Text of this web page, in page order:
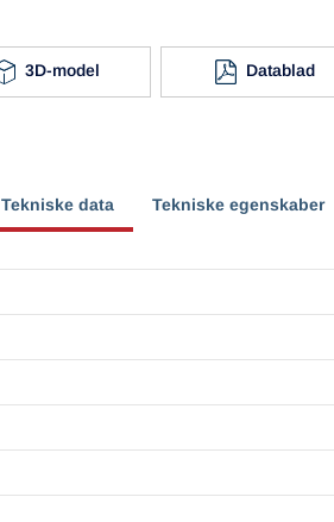
3D-model Datablad
Tekniske data Tekniske egenskaber